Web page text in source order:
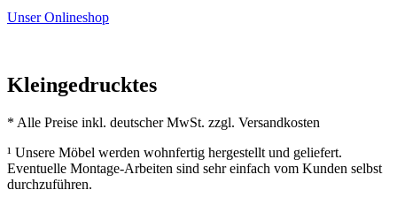
Unser Onlineshop
Kleingedrucktes
* Alle Preise inkl. deutscher MwSt. zzgl. Versandkosten
¹ Unsere Möbel werden wohnfertig hergestellt und geliefert.
Eventuelle Montage-Arbeiten sind sehr einfach vom Kunden selbst
durchzuführen.